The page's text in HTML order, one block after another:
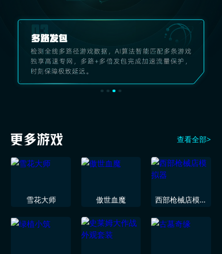
查看全部>
雪花大师 傲世血魔
西部枪械店模拟